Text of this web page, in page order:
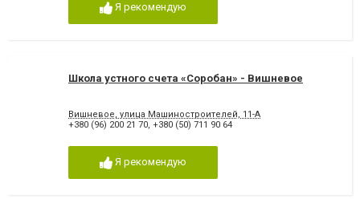
Я рекомендую
Школа устного счета «Соробан» - Вишневое
Вишневое, улица Машиностроителей, 11-А
+380 (96) 200 21 70, +380 (50) 711 90 64
Я рекомендую